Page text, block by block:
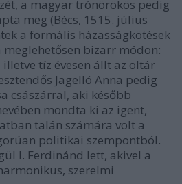
a magyar trónörökös pedig
meg (Bécs, 1515. július
a formális házasságkötések
meglehetősen bizarr módon:
tíz évesen állt az oltár
Jagelló Anna pedig
császárral, aki később
mondta ki az igent,
talán számára volt a
politikai szempontból.
I. Ferdinánd lett, akivel a
szerelmi